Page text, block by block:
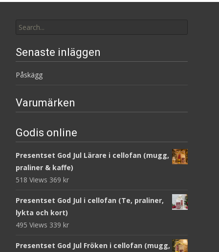
for:
Senaste inläggen
Påskägg
Varumärken
Godis online
Presentset God Jul Lärare i cellofan (mugg,
praliner & kaffe)
518 Views 369 kr
Presentset God Jul i cellofan (Te, praliner,
lykta och kort)
495 Views 339 kr
Presentset God Jul Fröken i cellofan (mugg,